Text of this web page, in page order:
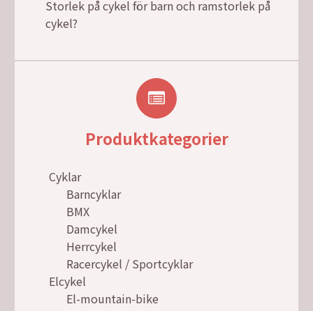
Storlek på cykel för barn och ramstorlek på
cykel?
Produktkategorier
Cyklar
Barncyklar
BMX
Damcykel
Herrcykel
Racercykel / Sportcyklar
Elcykel
El-mountain-bike